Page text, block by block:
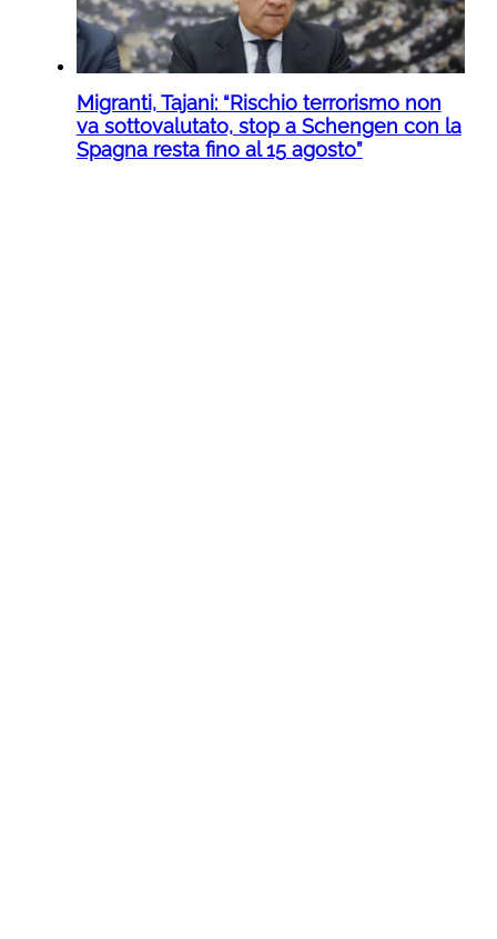
Migranti, Tajani: “Rischio terrorismo non
va sottovalutato, stop a Schengen con la
Spagna resta fino al 15 agosto”